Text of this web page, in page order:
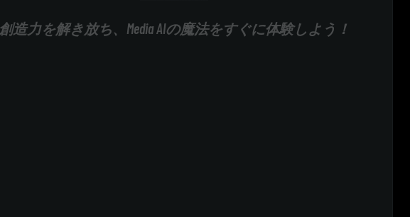
創造力を解き放ち、Media AIの魔法をすぐに体験しよう！